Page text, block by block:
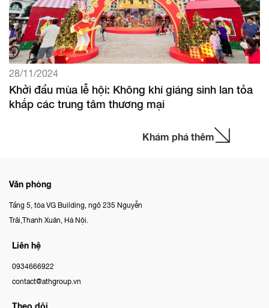
28/11/2024
Khởi đầu mùa lễ hội: Không khí giáng sinh lan tỏa
khắp các trung tâm thương mại
Khám phá thêm
Văn phòng
Tầng 5, tòa VG Building, ngõ 235 Nguyễn
Trãi,Thanh Xuân, Hà Nội.
Liên hệ
0934666922
contact@athgroup.vn